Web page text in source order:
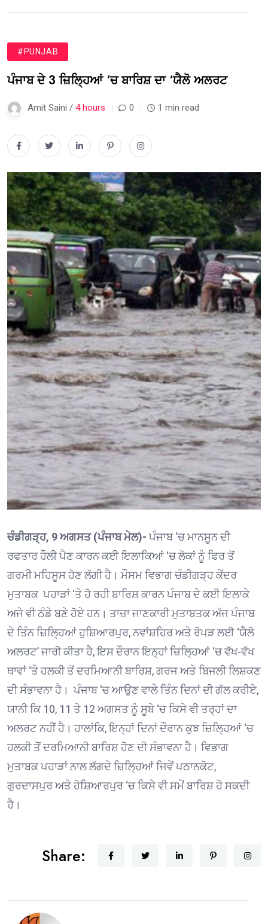
#PUNJAB
ਪੰਜਾਬ ਦੇ 3 ਜ਼ਿਲ੍ਹਿਆਂ ‘ਚ ਬਾਰਿਸ਼ ਦਾ ‘ਯੈਲੋ ਅਲਰਟ
Amit Saini / 4 hours 0 1 min read
ਚੰਡੀਗੜ੍ਹ, 9 ਅਗਸਤ (ਪੰਜਾਬ ਮੇਲ)- ਪੰਜਾਬ ‘ਚ ਮਾਨਸੂਨ ਦੀ
ਰਫਤਾਰ ਹੌਲੀ ਪੈਣ ਕਾਰਨ ਕਈ ਇਲਾਕਿਆਂ ‘ਚ ਲੋਕਾਂ ਨੂੰ ਫਿਰ ਤੋਂ
ਗਰਮੀ ਮਹਿਸੂਸ ਹੋਣ ਲੱਗੀ ਹੈ। ਮੌਸਮ ਵਿਭਾਗ ਚੰਡੀਗੜ੍ਹ ਕੇਂਦਰ
ਮੁਤਾਬਕ ਪਹਾੜਾਂ ‘ਤੇ ਹੋ ਰਹੀ ਬਾਰਿਸ਼ ਕਾਰਨ ਪੰਜਾਬ ਦੇ ਕਈ ਇਲਾਕੇ
ਅਜੇ ਵੀ ਠੰਡੇ ਬਣੇ ਹੋਏ ਹਨ। ਤਾਜ਼ਾ ਜਾਣਕਾਰੀ ਮੁਤਾਬਤਕ ਅੱਜ ਪੰਜਾਬ
ਦੇ ਤਿੰਨ ਜ਼ਿਲ੍ਹਿਆਂ ਹੁਸ਼ਿਆਰਪੁਰ, ਨਵਾਂਸ਼ਹਿਰ ਅਤੇ ਰੋਪੜ ਲਈ ‘ਯੈਲੋ
ਅਲਰਟ’ ਜਾਰੀ ਕੀਤਾ ਹੈ, ਇਸ ਦੌਰਾਨ ਇਨ੍ਹਾਂ ਜ਼ਿਲ੍ਹਿਆਂ ‘ਚ ਵੱਖ-ਵੱਖ
ਥਾਵਾਂ ‘ਤੇ ਹਲਕੀ ਤੋਂ ਦਰਮਿਆਨੀ ਬਾਰਿਸ਼, ਗਰਜ ਅਤੇ ਬਿਜਲੀ ਲਿਸ਼ਕਣ
ਦੀ ਸੰਭਾਵਨਾ ਹੈ। ਪੰਜਾਬ ‘ਚ ਆਉਣ ਵਾਲੇ ਤਿੰਨ ਦਿਨਾਂ ਦੀ ਗੱਲ ਕਰੀਏ,
ਯਾਨੀ ਕਿ 10, 11 ਤੇ 12 ਅਗਸਤ ਨੂੰ ਸੂਬੇ ‘ਚ ਕਿਸੇ ਵੀ ਤਰ੍ਹਾਂ ਦਾ
ਅਲਰਟ ਨਹੀਂ ਹੈ। ਹਾਲਾਂਕਿ, ਇਨ੍ਹਾਂ ਦਿਨਾਂ ਦੌਰਾਨ ਕੁਝ ਜ਼ਿਲ੍ਹਿਆਂ ‘ਚ
ਹਲਕੀ ਤੋਂ ਦਰਮਿਆਨੀ ਬਾਰਿਸ਼ ਹੋਣ ਦੀ ਸੰਭਾਵਨਾ ਹੈ। ਵਿਭਾਗ
ਮੁਤਾਬਕ ਪਹਾੜਾਂ ਨਾਲ ਲੱਗਦੇ ਜ਼ਿਲ੍ਹਿਆਂ ਜਿਵੇਂ ਪਠਾਨਕੋਟ,
ਗੁਰਦਾਸਪੁਰ ਅਤੇ ਹੋਸ਼ਿਆਰਪੁਰ ‘ਚ ਕਿਸੇ ਵੀ ਸਮੇਂ ਬਾਰਿਸ਼ ਹੋ ਸਕਦੀ
ਹੈ।
Share: